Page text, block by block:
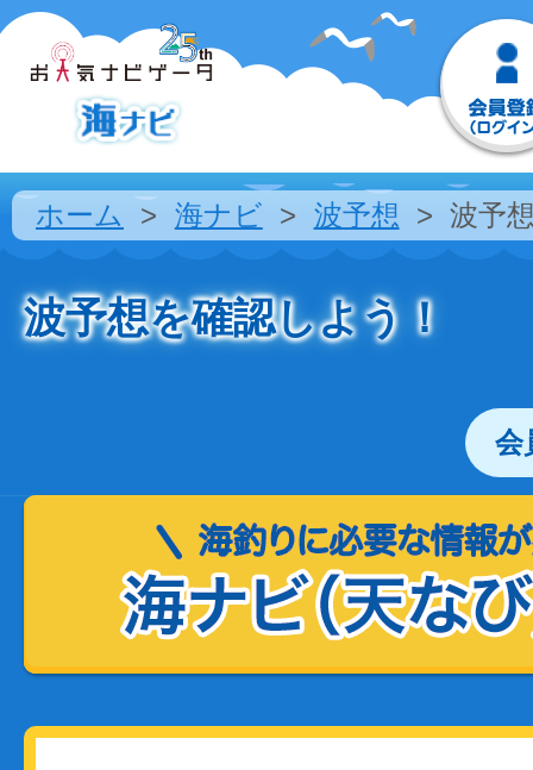
ホーム 海ナビ 波予想 波予
波予想を確認しよう！
会